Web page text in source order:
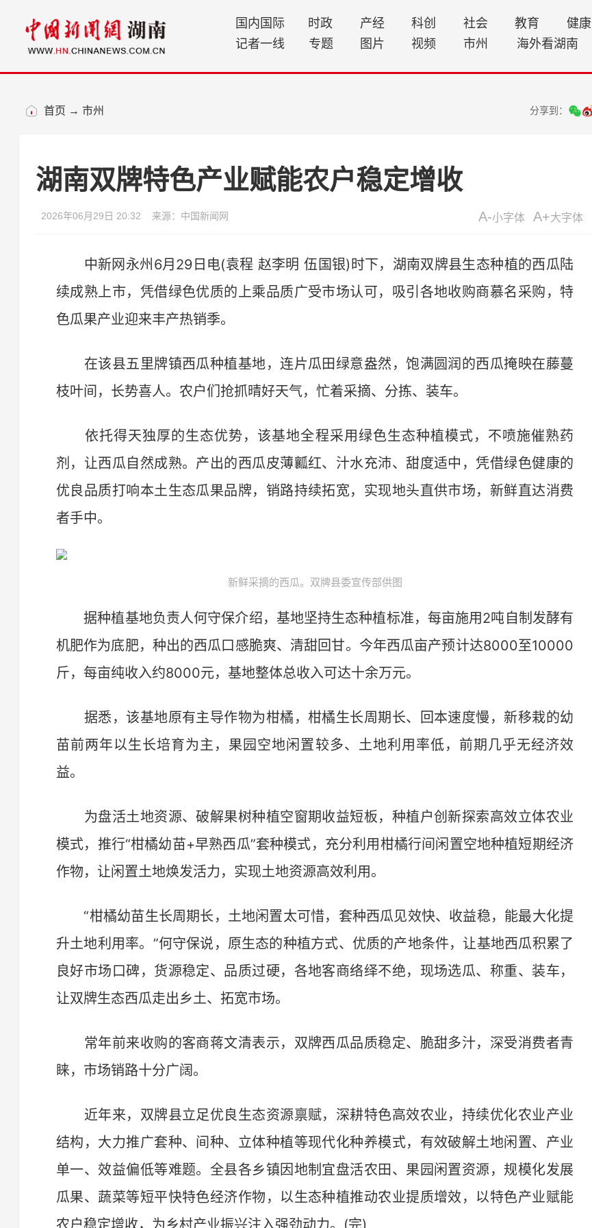
国内国际 时政 产经 科创 社会 教育 健康
记者一线
专题 图片 视频 市州 海外看湖南
首页 → 市州 分享到：
湖南双牌特色产业赋能农户稳定增收
2026年06月29日 20:32 来源：中国新闻网 A-小字体 A+大字体
中新网永州6月29日电(袁程 赵李明 伍国银)时下，湖南双牌县生态种植的西瓜陆
续成熟上市，凭借绿色优质的上乘品质广受市场认可，吸引各地收购商慕名采购，特
色瓜果产业迎来丰产热销季。
在该县五里牌镇西瓜种植基地，连片瓜田绿意盎然，饱满圆润的西瓜掩映在藤蔓
枝叶间，长势喜人。农户们抢抓晴好天气，忙着采摘、分拣、装车。
依托得天独厚的生态优势，该基地全程采用绿色生态种植模式，不喷施催熟药
剂，让西瓜自然成熟。产出的西瓜皮薄瓤红、汁水充沛、甜度适中，凭借绿色健康的
优良品质打响本土生态瓜果品牌，销路持续拓宽，实现地头直供市场，新鲜直达消费
者手中。
新鲜采摘的西瓜。双牌县委宣传部供图
据种植基地负责人何守保介绍，基地坚持生态种植标准，每亩施用2吨自制发酵有
机肥作为底肥，种出的西瓜口感脆爽、清甜回甘。今年西瓜亩产预计达8000至10000
斤，每亩纯收入约8000元，基地整体总收入可达十余万元。
据悉，该基地原有主导作物为柑橘，柑橘生长周期长、回本速度慢，新移栽的幼
苗前两年以生长培育为主，果园空地闲置较多、土地利用率低，前期几乎无经济效
益。
为盘活土地资源、破解果树种植空窗期收益短板，种植户创新探索高效立体农业
模式，推行“柑橘幼苗+早熟西瓜”套种模式，充分利用柑橘行间闲置空地种植短期经济
作物，让闲置土地焕发活力，实现土地资源高效利用。
“柑橘幼苗生长周期长，土地闲置太可惜，套种西瓜见效快、收益稳，能最大化提
升土地利用率。”何守保说，原生态的种植方式、优质的产地条件，让基地西瓜积累了
良好市场口碑，货源稳定、品质过硬，各地客商络绎不绝，现场选瓜、称重、装车，
让双牌生态西瓜走出乡土、拓宽市场。
常年前来收购的客商蒋文清表示，双牌西瓜品质稳定、脆甜多汁，深受消费者青
睐，市场销路十分广阔。
近年来，双牌县立足优良生态资源禀赋，深耕特色高效农业，持续优化农业产业
结构，大力推广套种、间种、立体种植等现代化种养模式，有效破解土地闲置、产业
单一、效益偏低等难题。全县各乡镇因地制宜盘活农田、果园闲置资源，规模化发展
瓜果、蔬菜等短平快特色经济作物，以生态种植推动农业提质增效，以特色产业赋能
农户稳定增收，为乡村产业振兴注入强劲动力。(完)